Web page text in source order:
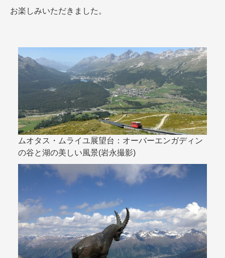
お楽しみいただきました。
ムオタス・ムライユ展望台：オーバーエンガディン
の谷と湖の美しい風景(岩永撮影)